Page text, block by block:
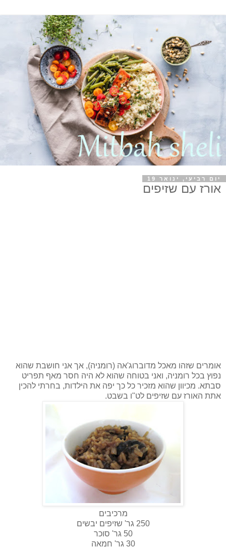
יום רביעי, ינואר 19
אורז עם שזיפים
אומרים שזהו מאכל מדוברוג'אה (רומניה), אך אני חושבת שהוא
נפוץ בכל רומניה, ואני בטוחה שהוא לא היה חסר מאף תפריט
סבתא. מכיוון שהוא מזכיר כל כך יפה את הילדות, בחרתי להכין
אתת האורז עם שזיפים לט"ו בשבט.
מרכיבים
250 גר' שזיפים יבשים
50 גר' סוכר
30 גר' חמאה